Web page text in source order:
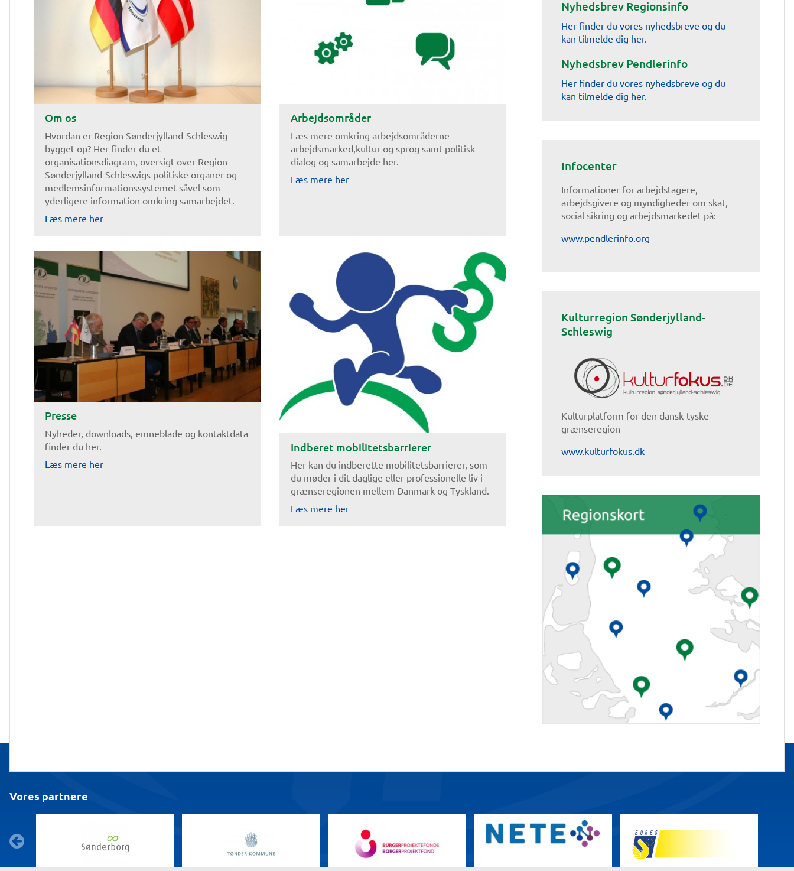
Om os
Hvordan er Region Sønderjylland-Schleswig
bygget op? Her finder du et
organisationsdiagram, oversigt over Region
Sønderjylland-Schleswigs politiske organer og
medlemsinformationssystemet såvel som
yderligere information omkring samarbejdet.
Læs mere her
Arbejdsområder
Læs mere omkring arbejdsområderne
arbejdsmarked,kultur og sprog samt politisk
dialog og samarbejde her.
Læs mere her
Presse
Nyheder, downloads, emneblade og kontaktdata
finder du her.
Læs mere her
Indberet mobilitetsbarrierer
Her kan du indberette mobilitetsbarrierer, som
du møder i dit daglige eller professionelle liv i
grænseregionen mellem Danmark og Tyskland.
Læs mere her
Nyhedsbrev Regionsinfo
Her finder du vores nyhedsbreve og du
kan tilmelde dig her.
Nyhedsbrev Pendlerinfo
Her finder du vores nyhedsbreve og du
kan tilmelde dig her.
Infocenter
Informationer for arbejdstagere,
arbejdsgivere og myndigheder om skat,
social sikring og arbejdsmarkedet på:
www.pendlerinfo.org
Kulturregion Sønderjylland-
Schleswig
Kulturplatform for den dansk-tyske
grænseregion
www.kulturfokus.dk
Vores partnere